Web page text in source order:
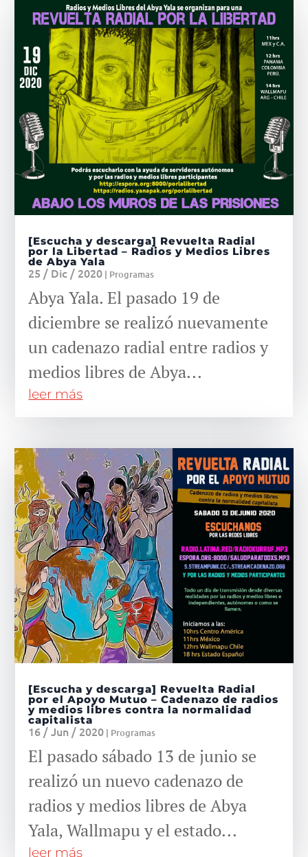
[Escucha y descarga] Revuelta Radial
por la Libertad – Radios y Medios Libres
de Abya Yala
25 / Dic / 2020 | Programas
Abya Yala. El pasado 19 de
diciembre se realizó nuevamente
un cadenazo radial entre radios y
medios libres de Abya...
leer más
[Escucha y descarga] Revuelta Radial
por el Apoyo Mutuo – Cadenazo de radios
y medios libres contra la normalidad
capitalista
16 / Jun / 2020 | Programas
El pasado sábado 13 de junio se
realizó un nuevo cadenazo de
radios y medios libres de Abya
Yala, Wallmapu y el estado...
leer más